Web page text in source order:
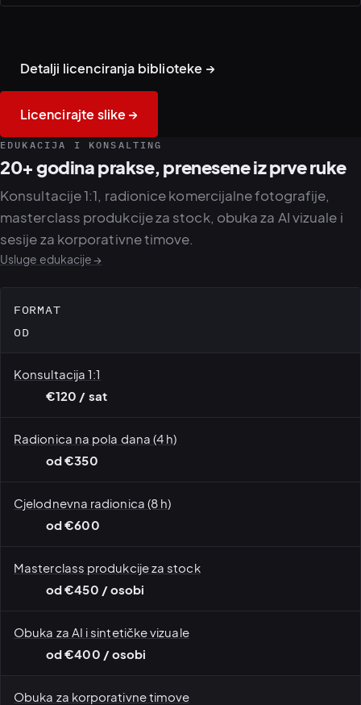
invaliditetom
· biblioteka od 20+ godina
Detalji licenciranja biblioteke →
Licencirajte slike →
EDUKACIJA I KONSALTING
20+ godina prakse, prenesene iz prve ruke
Konsultacije 1:1, radionice komercijalne fotografije,
masterclass produkcije za stock, obuka za AI vizuale i
sesije za korporativne timove.
Usluge edukacije →
FORMAT
OD
Konsultacija 1:1
€120 / sat
Radionica na pola dana (4 h)
od €350
Cjelodnevna radionica (8 h)
od €600
Masterclass produkcije za stock
od €450 / osobi
Obuka za AI i sintetičke vizuale
od €400 / osobi
Obuka za korporativne timove